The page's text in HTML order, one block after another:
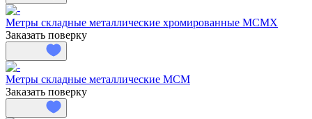
Метры складные металлические хромированные МСМХ
Заказать поверку
Метры складные металлические МСМ
Заказать поверку